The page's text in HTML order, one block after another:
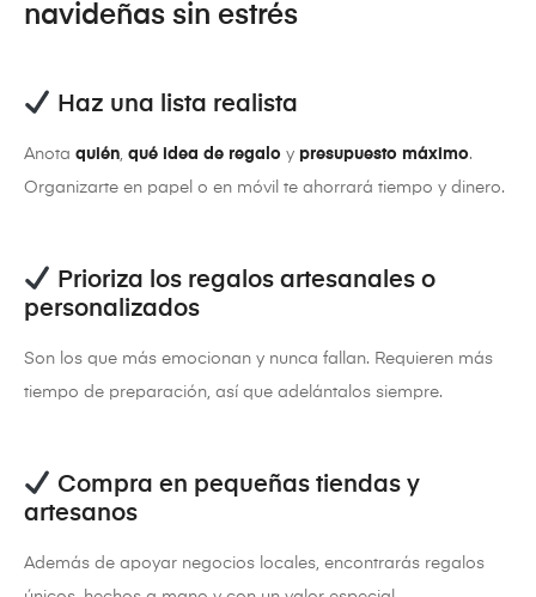
navideñas sin estrés
Haz una lista realista
Anota quién, qué idea de regalo y presupuesto máximo.
Organizarte en papel o en móvil te ahorrará tiempo y dinero.
Prioriza los regalos artesanales o
personalizados
Son los que más emocionan y nunca fallan. Requieren más
tiempo de preparación, así que adelántalos siempre.
Compra en pequeñas tiendas y
artesanos
Además de apoyar negocios locales, encontrarás regalos